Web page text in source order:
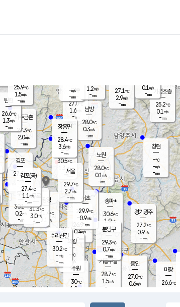
양주
27.0℃
1.6
-mm
과천
26.9℃
0.4m/s
- mm
용인
27.0℃
0.6m/s
경기광주
27.2℃
0.9m/s
-mm
파주금촌
27.3℃
2.0m/s
-mm
가평조종
25.2℃
0.1 m/s
-mm
27.1℃
2.9m/s
-mm
창현
-℃
-m/s
-mm
탄현
26.6℃
1.3m/s
-mm
0.1 m/s
-mm
마장
26.6℃
의왕
- ℃
m/s
mm
김포
27.6℃
-m/s
mm
광명
31.4 ℃
2.1 m/s
-mm
부천
30.1℃
0.2m/s
-mm
구로
31.3℃
3.0m/s
-mm
은평
30.5℃
1.3 m/s
- mm
노원
28.0℃
0.1 m/s
-mm
송파*
30.6℃
1.9m/s
-mm
서초
29.9℃
0.9m/s
-mm
남방
28.0℃
0.3m/s
-mm
기흥구갈
28.7℃
1.5m/s
-
수리산길
30.2℃
-m/s
-mm
분당구
29.3℃
0.7m/s
-mm
장흥면
28.4℃
3.6m/s
-mm
-m/s
-mm
김포(공)
27.4℃
1.1 m/s
-mm
수원
30℃
1.9m/s
서울
29.7℃
2.7m/s
-mm
25.9℃
1.5m/s
-mm
1.2m/s
-mm